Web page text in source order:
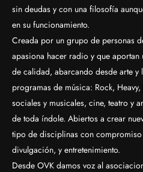
sin deudas y con una filosofía
en su funcionamiento.
Creada por un grupo de personas
apasiona hacer radio y que
de calidad, abarcando desde arte y
programas de música: Rock,
sociales y musicales, cine, teatro y
de toda índole. Abiertos a crear
tipo de disciplinas con
divulgación, y entretenimiento.
Desde OVK damos voz al